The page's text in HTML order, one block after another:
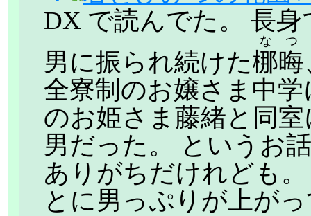
DX で読んでた。 長
男に振られ続けた梛晦
なつ
全寮制のお嬢さま中
のお姫さま藤緒と同
男だった。 というお
ありがちだけれども
とに男っぷりが上が